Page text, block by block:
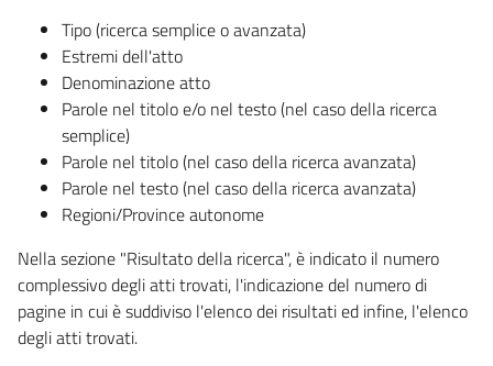
Tipo (ricerca semplice o avanzata)
Estremi dell'atto
Denominazione atto
Parole nel titolo e/o nel testo (nel caso della ricerca
semplice)
Parole nel titolo (nel caso della ricerca avanzata)
Parole nel testo (nel caso della ricerca avanzata)
Regioni/Province autonome
Nella sezione "Risultato della ricerca", è indicato il numero
complessivo degli atti trovati, l'indicazione del numero di
pagine in cui è suddiviso l'elenco dei risultati ed infine, l'elenco
degli atti trovati.